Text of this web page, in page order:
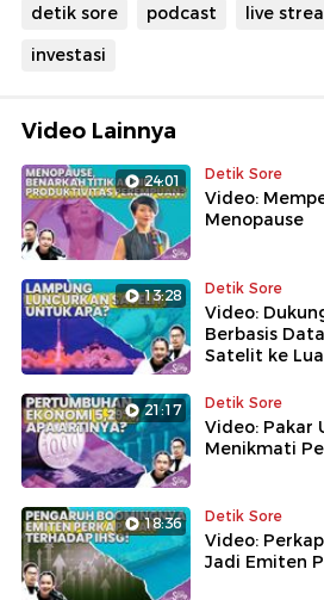
detik sore podcast live
investasi
Video Lainnya
24:01 Detik Sore
Video:
Menopause
13:28 Detik Sore
Video:
Berbasis
Satelit ke
21:17 Detik Sore
Video: Pakar
Menikmati
18:36 Detik Sore
Video:
Jadi Emiten